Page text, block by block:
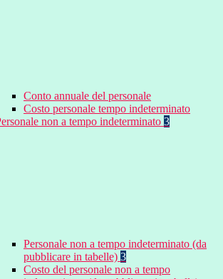
Conto annuale del personale
Costo personale tempo indeterminato
non a tempo indeterminato 3
Personale non a tempo indeterminato (da
pubblicare in tabelle) 3
Costo del personale non a tempo